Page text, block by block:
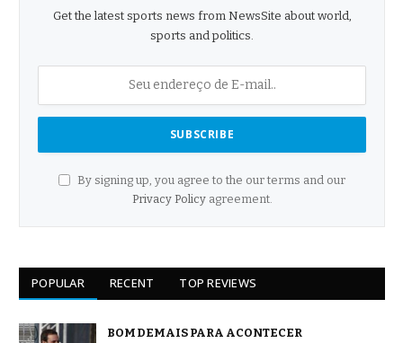
Get the latest sports news from NewsSite about world,
sports and politics.
By signing up, you agree to the our terms and our
Privacy Policyagreement.
POPULAR RECENT TOP REVIEWS
BOM DEMAIS PARA ACONTECER